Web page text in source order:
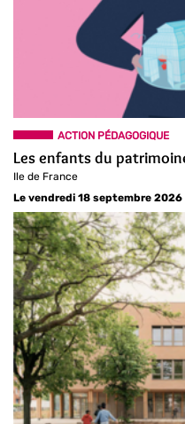
ACTION PÉDAGOGIQUE
Les enfants du
Ile de France
Le vendredi 18 septembre 2026